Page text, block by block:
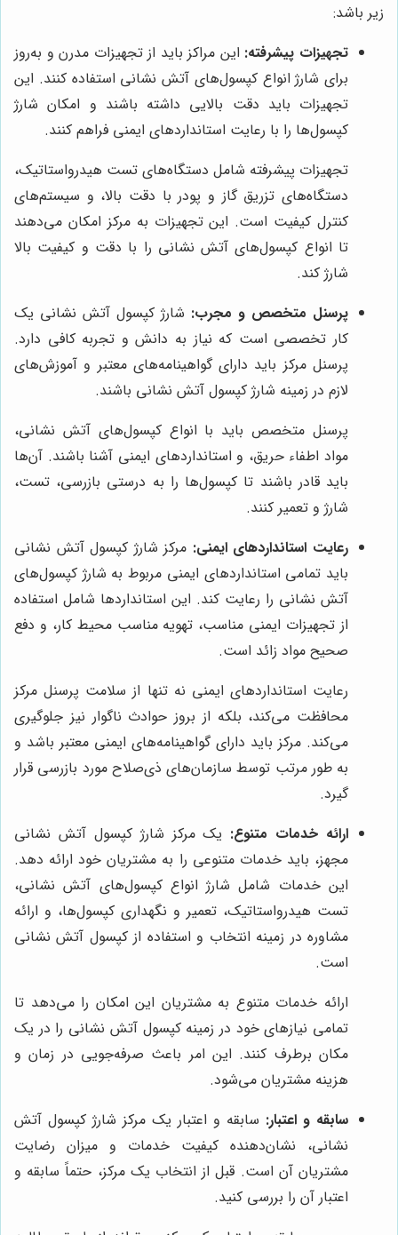
زیر باشد:
تجهیزات پیشرفته: این مراکز باید از تجهیزات مدرن و به‌روز
برای شارژ انواع کپسول‌های آتش نشانی استفاده کنند. این
تجهیزات باید دقت بالایی داشته باشند و امکان شارژ
کپسول‌ها را با رعایت استانداردهای ایمنی فراهم کنند.
تجهیزات پیشرفته شامل دستگاه‌های تست هیدرواستاتیک،
دستگاه‌های تزریق گاز و پودر با دقت بالا، و سیستم‌های
کنترل کیفیت است. این تجهیزات به مرکز امکان می‌دهند
تا انواع کپسول‌های آتش نشانی را با دقت و کیفیت بالا
شارژ کند.
پرسنل متخصص و مجرب: شارژ کپسول آتش نشانی یک
کار تخصصی است که نیاز به دانش و تجربه کافی دارد.
پرسنل مرکز باید دارای گواهینامه‌های معتبر و آموزش‌های
لازم در زمینه شارژ کپسول آتش نشانی باشند.
پرسنل متخصص باید با انواع کپسول‌های آتش نشانی،
مواد اطفاء حریق، و استانداردهای ایمنی آشنا باشند. آن‌ها
باید قادر باشند تا کپسول‌ها را به درستی بازرسی، تست،
شارژ و تعمیر کنند.
رعایت استانداردهای ایمنی: مرکز شارژ کپسول آتش نشانی
باید تمامی استانداردهای ایمنی مربوط به شارژ کپسول‌های
آتش نشانی را رعایت کند. این استانداردها شامل استفاده
از تجهیزات ایمنی مناسب، تهویه مناسب محیط کار، و دفع
صحیح مواد زائد است.
رعایت استانداردهای ایمنی نه تنها از سلامت پرسنل مرکز
محافظت می‌کند، بلکه از بروز حوادث ناگوار نیز جلوگیری
می‌کند. مرکز باید دارای گواهینامه‌های ایمنی معتبر باشد و
به طور مرتب توسط سازمان‌های ذی‌صلاح مورد بازرسی قرار
گیرد.
ارائه خدمات متنوع: یک مرکز شارژ کپسول آتش نشانی
مجهز، باید خدمات متنوعی را به مشتریان خود ارائه دهد.
این خدمات شامل شارژ انواع کپسول‌های آتش نشانی،
تست هیدرواستاتیک، تعمیر و نگهداری کپسول‌ها، و ارائه
مشاوره در زمینه انتخاب و استفاده از کپسول آتش نشانی
است.
ارائه خدمات متنوع به مشتریان این امکان را می‌دهد تا
تمامی نیازهای خود در زمینه کپسول آتش نشانی را در یک
مکان برطرف کنند. این امر باعث صرفه‌جویی در زمان و
هزینه مشتریان می‌شود.
سابقه و اعتبار: سابقه و اعتبار یک مرکز شارژ کپسول آتش
نشانی، نشان‌دهنده کیفیت خدمات و میزان رضایت
مشتریان آن است. قبل از انتخاب یک مرکز، حتماً سابقه و
اعتبار آن را بررسی کنید.